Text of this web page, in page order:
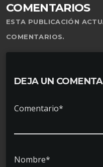
COMENTARIOS
ESTA PUBLICACIÓN
COMENTARIOS.
DEJA UN
Comentario*
Nombre*